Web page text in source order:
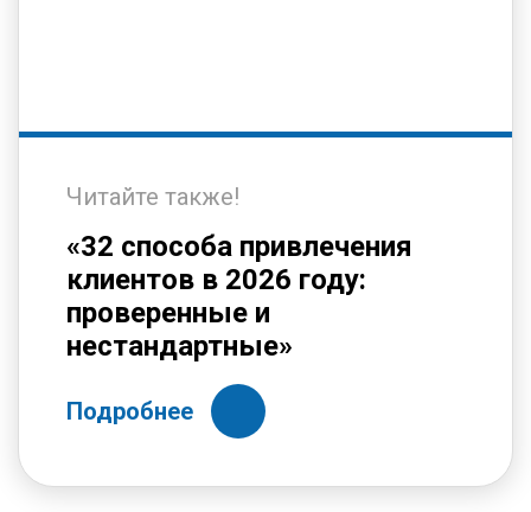
Читайте также!
«32 способа привлечения
клиентов в 2026 году:
проверенные и
нестандартные»
Подробнее